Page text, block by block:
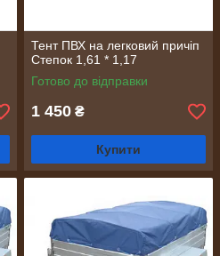
Тент ПВХ на легковий причіп
Степок 1,61 * 1,17
Готово до відправки
1 450 ₴
Купити